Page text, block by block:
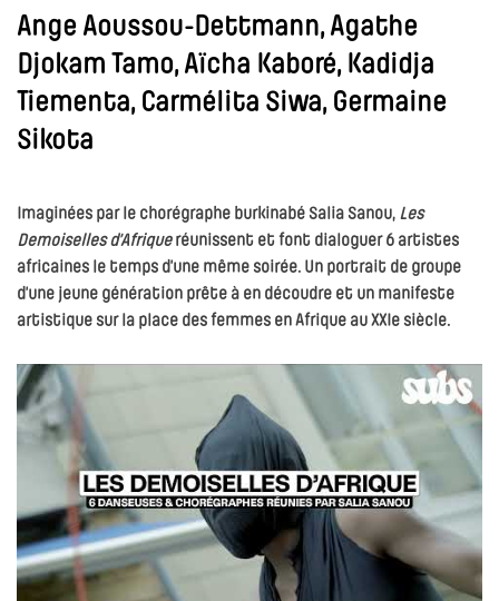
Ange Aoussou-Dettmann, Agathe
Djokam Tamo, Aïcha Kaboré, Kadidja
Tiementa, Carmélita Siwa, Germaine
Sikota
Imaginées par le chorégraphe burkinabé Salia Sanou, Les
Demoiselles d’Afriqueréunissent et font dialoguer 6 artistes
africaines le temps d’une même soirée. Un portrait de groupe
d’une jeune génération prête à en découdre et un manifeste
artistique sur la place des femmes en Afrique au XXIe siècle.